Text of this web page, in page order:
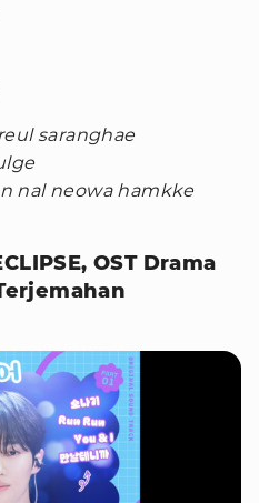
saranghae
nal neowa hamkke
OST Drama